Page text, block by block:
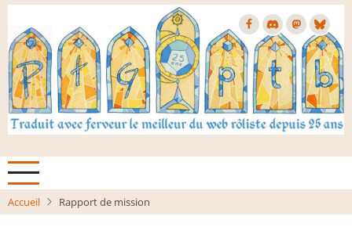
Aller
contenu
principal
Accueil Rapport de mission